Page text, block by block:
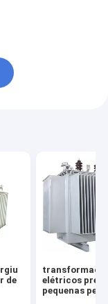
de
elétricos
pequenas